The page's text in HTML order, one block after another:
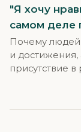
"Я хочу
самом деле
Почему людей
и достижения,
присутствие